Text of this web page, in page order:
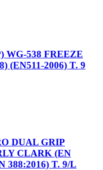
WG-538 FREEZE
(EN511-2006) T. 9
DUAL GRIP
CLARK (EN
388:2016) T. 9/L